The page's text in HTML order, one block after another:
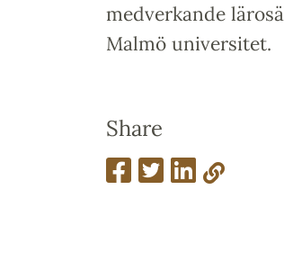
medverkande
Malmö universitet.
Share